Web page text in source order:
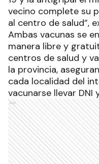
vecino complete su
al centro de salud”,
Ambas vacunas se
manera libre y
centros de salud y
la provincia,
cada localidad del
vacunarse llevar DNI
Ads